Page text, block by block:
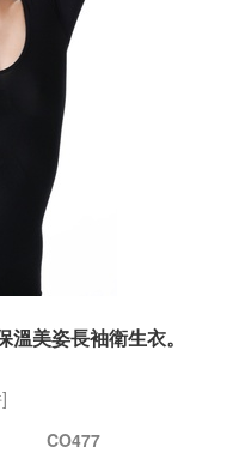
美姿長袖衛生衣。
CO477